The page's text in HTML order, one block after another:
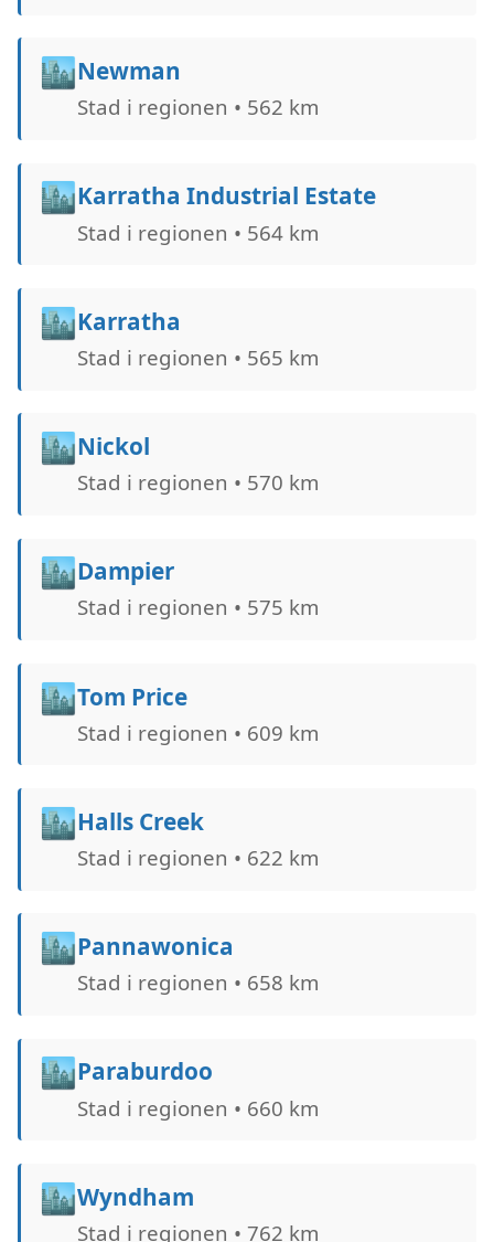
🏙️Newman
Stad i regionen • 562 km
🏙️Karratha Industrial Estate
Stad i regionen • 564 km
🏙️Karratha
Stad i regionen • 565 km
🏙️Nickol
Stad i regionen • 570 km
🏙️Dampier
Stad i regionen • 575 km
🏙️Tom Price
Stad i regionen • 609 km
🏙️Halls Creek
Stad i regionen • 622 km
🏙️Pannawonica
Stad i regionen • 658 km
🏙️Paraburdoo
Stad i regionen • 660 km
🏙️Wyndham
Stad i regionen • 762 km